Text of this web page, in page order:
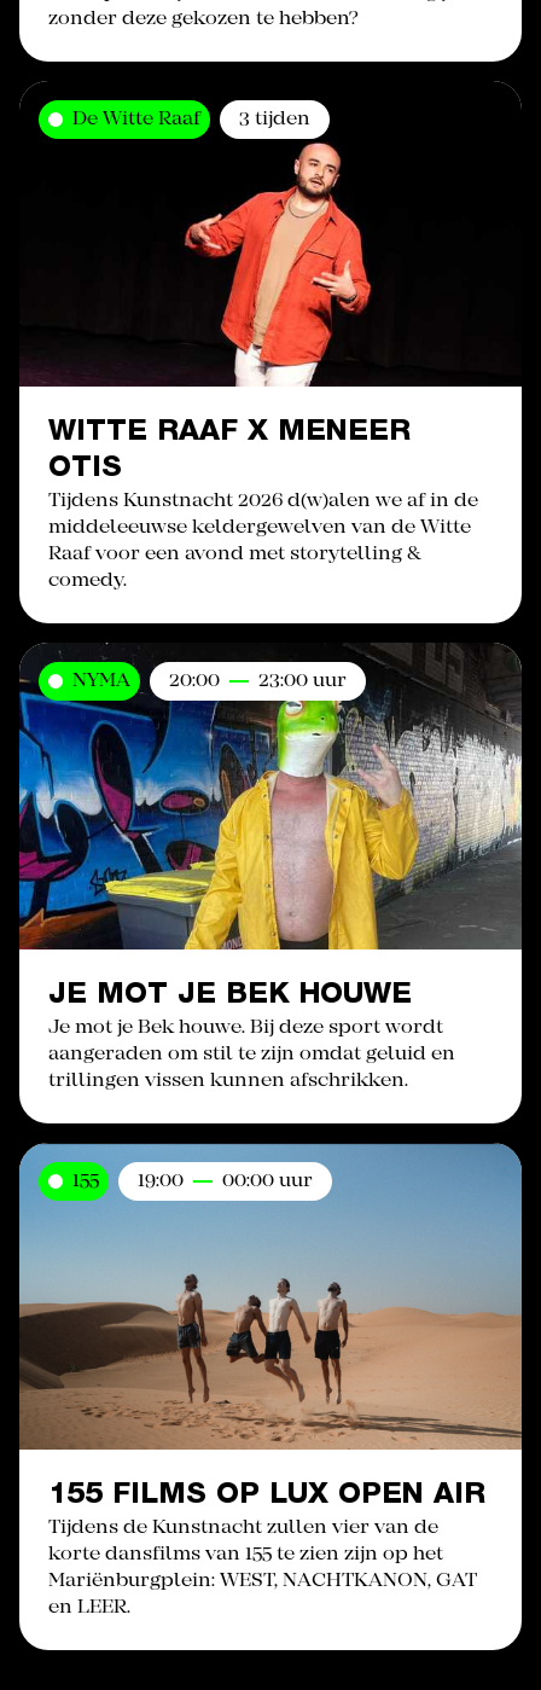
zonder deze gekozen te hebben?
De Witte Raaf 3 tijden
WITTE RAAF X MENEER
OTIS
Tijdens Kunstnacht 2026 d(w)alen we af in de
middeleeuwse keldergewelven van de Witte
Raaf voor een avond met storytelling &
comedy.
NYMA 20:00 23:00 uur
JE MOT JE BEK HOUWE
Je mot je Bek houwe. Bij deze sport wordt
aangeraden om stil te zijn omdat geluid en
trillingen vissen kunnen afschrikken.
155 19:00 00:00 uur
155 FILMS OP LUX OPEN AIR
Tijdens de Kunstnacht zullen vier van de
korte dansfilms van 155 te zien zijn op het
Mariënburgplein: WEST, NACHTKANON, GAT
en LEER.